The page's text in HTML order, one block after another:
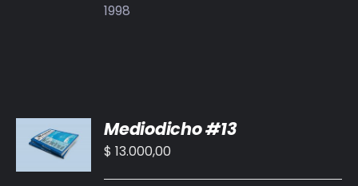
1998
AL
CARRITO
/
Mediodicho #13
$ 13.000,00